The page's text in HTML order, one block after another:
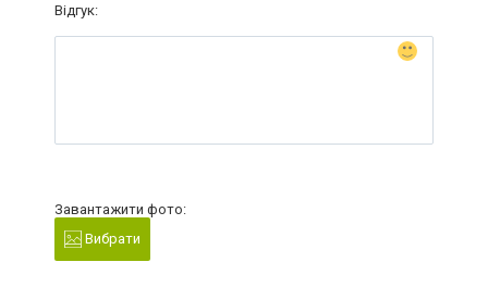
Відгук:
Завантажити фото:
Вибрати